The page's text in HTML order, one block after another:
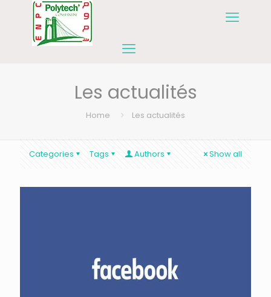
Les actualités
Home Les actualités
Categories Tags Authors Show all